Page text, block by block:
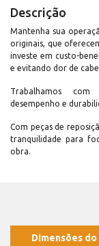
Descrição
Mantenha sua
originais, que
investe em custo-
e evitando dor de
Trabalhamos com
desempenho e
Com peças de
tranquilidade para
obra.
Dimensões